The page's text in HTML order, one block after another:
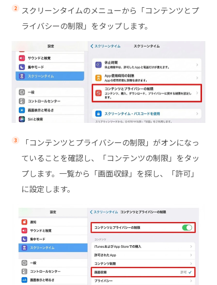
スクリーンタイムのメニューから「コンテンツとプ
ライバシーの制限」をタップします。
「コンテンツとプライバシーの制限」がオンになっ
ていることを確認し、「コンテンツの制限」をタッ
プします。一覧から「画面収録」を探し、「許可」
に設定します。